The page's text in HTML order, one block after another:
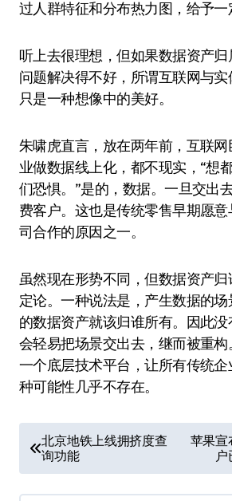
过人群特征和分布热力图，给予一
听上去很理想，但如果数据资产
问题解决得不好，所谓互联网与
只是一种想像中的美好。
朱啸虎直言，放在两年前，互联
业做数据线上化，都不现实，“想
们恐惧。”是的，数据。一旦交出
费客户。这也是传统零售早期愿
司合作的原因之一。
虽然现在形势不同，但数据资产
定论。一种说法是，产生数据的
的数据资产就该归谁所有。因此
会轻易把场景交出去，继而被重
一个底层技术平台，让所有传统
种可能性几乎不存在。
章
导
北京地铁上线拥挤度查
询功能
苹果宣